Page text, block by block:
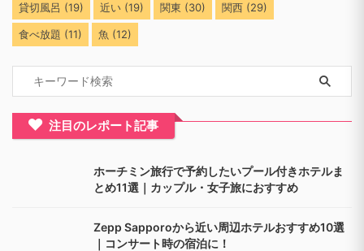
貸切風呂 (19) 近い (19) 関東 (30) 関西 (29)
食べ放題 (11) 魚 (12)
注目のレポート記事
ホーチミン旅行で予約したいプール付きホテルま
とめ11選｜カップル・女子旅におすすめ
Zepp Sapporoから近い周辺ホテルおすすめ10選
｜コンサート時の宿泊に！